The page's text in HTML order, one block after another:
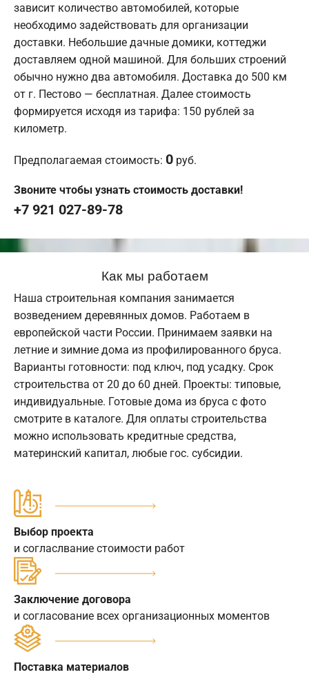
зависит количество автомобилей, которые
необходимо задействовать для организации
доставки. Небольшие дачные домики, коттеджи
доставляем одной машиной. Для больших строений
обычно нужно два автомобиля. Доставка до 500 км
от г. Пестово — бесплатная. Далее стоимость
формируется исходя из тарифа: 150 рублей за
километр.
Предполагаемая стоимость: 0 руб.
Звоните чтобы узнать стоимость доставки!
+7 921 027-89-78
Как мы работаем
Наша строительная компания занимается
возведением деревянных домов. Работаем в
европейской части России. Принимаем заявки на
летние и зимние дома из профилированного бруса.
Варианты готовности: под ключ, под усадку. Срок
строительства от 20 до 60 дней. Проекты: типовые,
индивидуальные. Готовые дома из бруса с фото
смотрите в каталоге. Для оплаты строительства
можно использовать кредитные средства,
материнский капитал, любые гос. субсидии.
Выбор проекта
и согласлвание стоимости работ
Заключение договора
и согласование всех организационных моментов
Поставка материалов